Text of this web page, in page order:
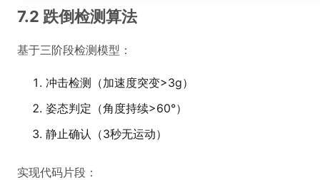
7.2 跌倒检测算法
基于三阶段检测模型：
冲击检测（加速度突变>3g）
姿态判定（角度持续>60°）
静止确认（3秒无运动）
实现代码片段：